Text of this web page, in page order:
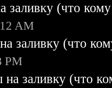
заливку (что
AM
заливку (что
PM
на заливку (что